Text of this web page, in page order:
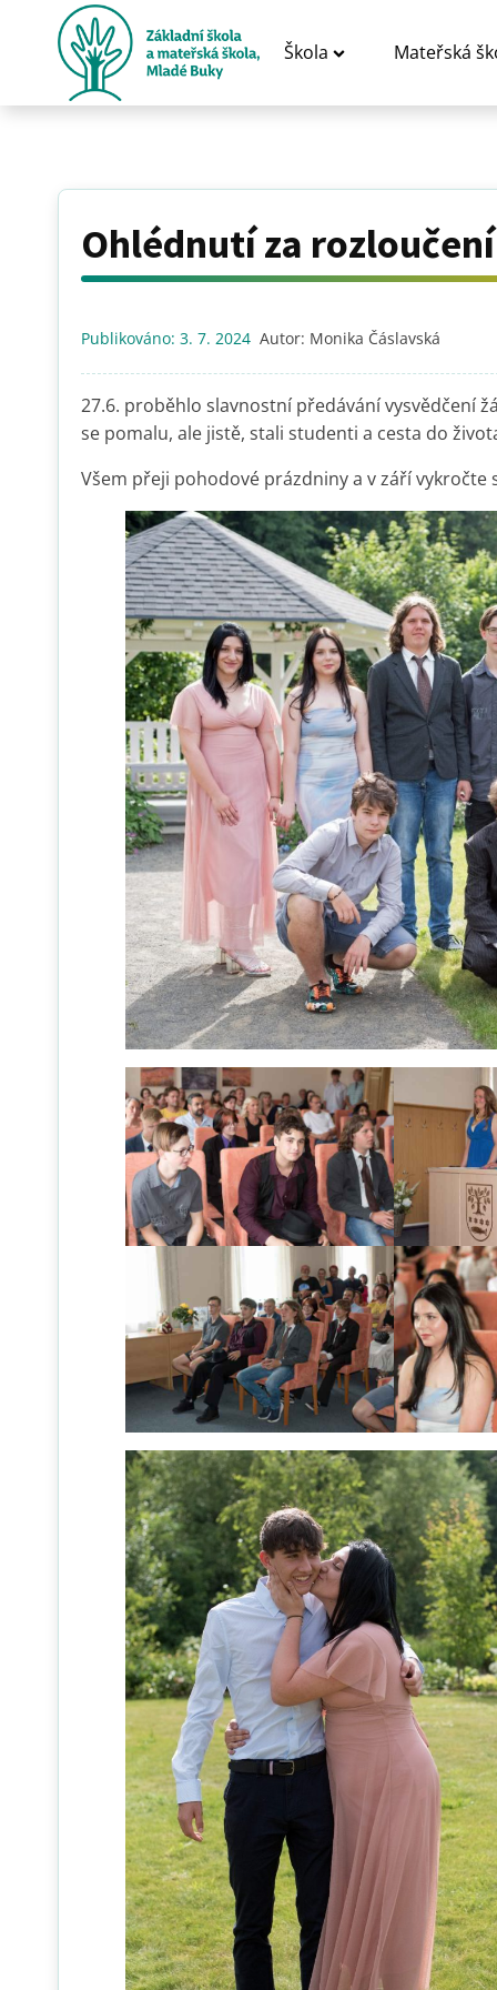
Škola Mateřská
Ohlédnutí za
Publikováno: 3. 7. 2024 Autor: Monika Čáslavská
27.6. proběhlo slavnostní předávání vysvědčení
se pomalu, ale jistě, stali studenti a cesta do
Všem přeji pohodové prázdniny a v září vykročte